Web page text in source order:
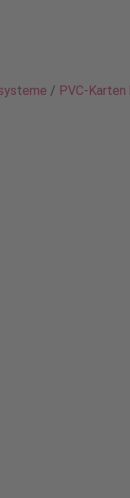
/ PVC-Karten